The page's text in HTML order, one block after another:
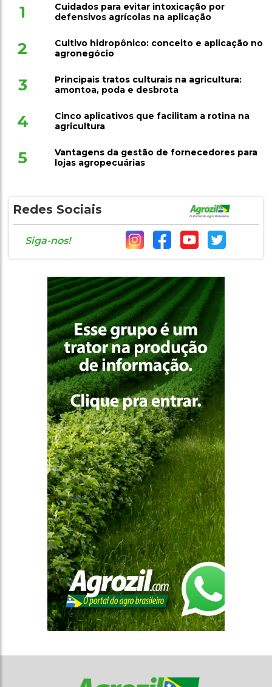
1
Cuidados para evitar intoxicação por
defensivos agrícolas na aplicação
2
Cultivo hidropônico: conceito e aplicação no
agronegócio
3
Principais tratos culturais na agricultura:
amontoa, poda e desbrota
4
Cinco aplicativos que facilitam a rotina na
agricultura
5
Vantagens da gestão de fornecedores para
lojas agropecuárias
Redes Sociais
Siga-nos!